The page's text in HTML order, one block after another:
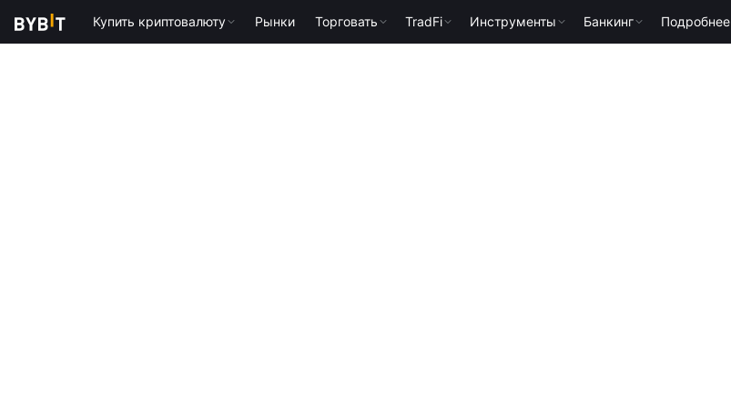
Купить криптовалюту Рынки Торговать TradFi Инструменты Банкинг Подробнее